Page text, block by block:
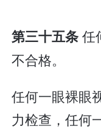
第三十五条任
不合格。
任何一眼裸眼
力检查，任何